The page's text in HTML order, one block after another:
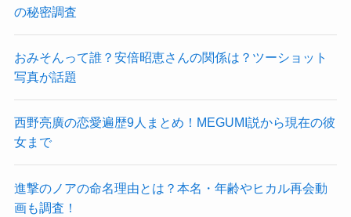
の秘密調査
おみそんって誰？安倍昭恵さんの関係は？ツーショット
写真が話題
西野亮廣の恋愛遍歴9人まとめ！MEGUMI説から現在の彼
女まで
進撃のノアの命名理由とは？本名・年齢やヒカル再会動
画も調査！